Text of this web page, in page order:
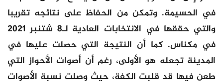
في الحسيمة. وتمكن من الحفاظ على نتائجه تقريبا
والتي حققها في الانتخابات العادية لـ8 شتنبر 2021
في مكناس. كما أن النتيجة التي حصلت عليها في
المدينة تجعله هو الأولى، رغم أن أصوات الأحواز التي
طعن فيها قد قلبت الكفة، حيث وصلت نسبة الأصوات